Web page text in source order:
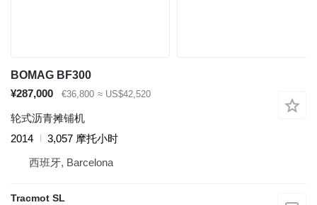
BOMAG BF300
¥287,000
€36,800 ≈ US$42,520
轮式沥青摊铺机
2014
3,057 摩托小时
西班牙, Barcelona
Tracmot SL